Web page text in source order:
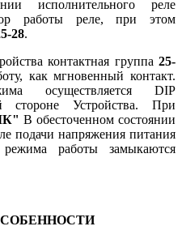
исполнительного реле
работы реле, при этом
28.
контактная группа 25-
как мгновенный контакт.
осуществляется DIP
стороне Устройства. При
В обесточенном состоянии
подачи напряжения питания
работы замыкаются